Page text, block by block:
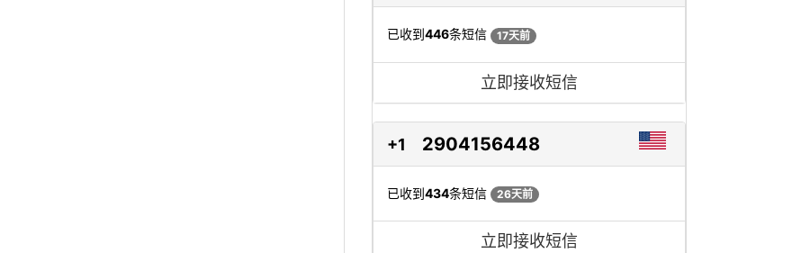
已收到446条短信 17天前
立即接收短信
+1 2904156448
已收到434条短信 26天前
立即接收短信